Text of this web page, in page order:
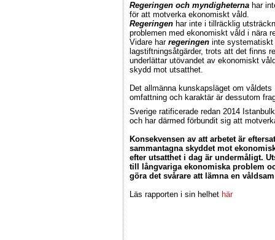
Regeringen och myndigheterna har
för att motverka ekonomiskt våld.
Regeringen har inte i tillräcklig
problemen med ekonomiskt våld i nära
Vidare har regeringen inte
lagstiftningsåtgärder, trots att det finns
underlättar utövandet av ekonomiskt
skydd mot utsatthet.
Det allmänna kunskapsläget om våldets
omfattning och karaktär är dessutom
Sverige ratificerade redan 2014
och har därmed förbundit sig att
Konsekvensen av att arbetet är
sammantagna skyddet mot
efter utsatthet i dag är undermåligt.
till långvariga ekonomiska problem
göra det svårare att lämna en
Läs rapporten i sin helhet här